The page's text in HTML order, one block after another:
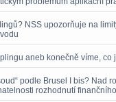
NSS upozorňuje na
aneb konečně víme, co
podle Brusel I bis? Nad
rozhodnutí